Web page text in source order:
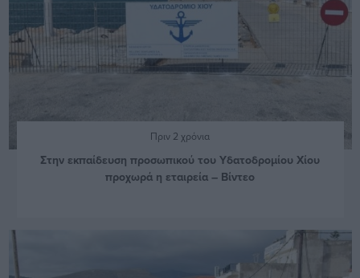
Πριν 2 χρόνια
Στην εκπαίδευση προσωπικού του Υδατοδρομίου Χίου
προχωρά η εταιρεία – Βίντεο